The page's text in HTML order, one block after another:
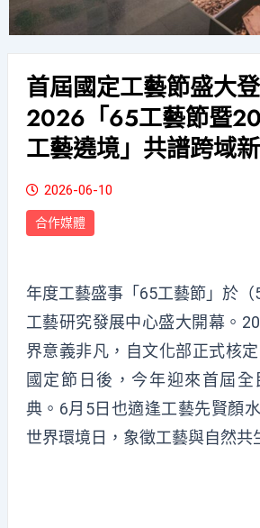
首屆國定工藝節盛大
2026「65工藝節暨
工藝遶境」共譜跨域
2026-06-10
合作媒體
年度工藝盛事「65工藝節」於（
工藝研究發展中心盛大開幕。
界意義非凡，自文化部正式核
國定節日後，今年迎來首屆
典。6月5日也適逢工藝先賢顏
世界環境日，象徵工藝與自然共